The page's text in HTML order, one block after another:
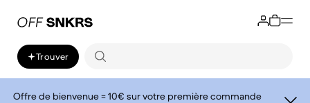
Trouver
Offre de bienvenue = 10€ sur votre première commande